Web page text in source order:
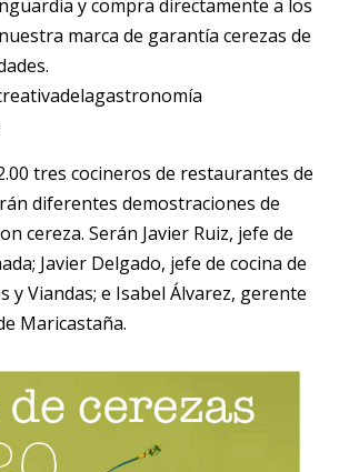
y compra directamente a los
marca de garantía cerezas de
tres cocineros de restaurantes de
diferentes demostraciones de
cereza. Serán Javier Ruiz, jefe de
Javier Delgado, jefe de cocina de
y Viandas; e Isabel Álvarez, gerente
Maricastaña.